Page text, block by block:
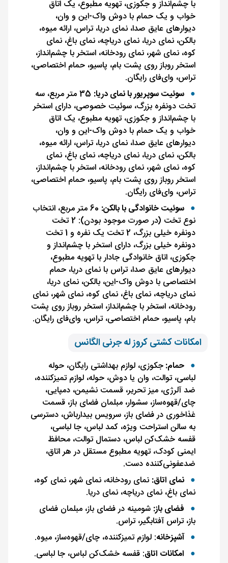
با چشم‌انداز و جکوزی، تهویه مطبوع، یک اتاق
خواب و یک حمام با دوش واک-این و وان،
دیوارهای عایق صدا، نمای دریا، تراس، ارائه میوه،
بالکن، نمای دریا، نمای دریاچه، نمای باغ، نمای
کوه، نمای شهر، نمای رودخانه، استخر با چشم‌انداز،
استخر روباز روی پشت بام، پاسیو، حمام اختصاصی،
تراس، وای‌فای رایگان.
سوئیت سوپریور با نمای دریا:
35 متر مربع، سه
تخت دونفره بزرگ، سوئیت خصوصی، دارای استخر
با چشم‌انداز و جکوزی، تهویه مطبوع، یک اتاق
خواب و یک حمام با دوش واک-این و وان،
دیوارهای عایق صدا، نمای دریا، تراس، ارائه میوه،
بالکن، نمای دریا، نمای دریاچه، نمای باغ، نمای
کوه، نمای شهر، نمای رودخانه، استخر با چشم‌انداز،
استخر روباز روی پشت بام، پاسیو، حمام اختصاصی،
تراس، وای‌فای رایگان.
سوئیت خانوادگی با بالکن:
60 متر مربع، انتخاب
نوع تخت (در صورت موجود بودن): 2 تخت
دونفره خیلی بزرگ، 2 تخت یک نفره و 1 تخت
دونفره خیلی بزرگ، دارای استخر با چشم‌انداز و
جکوزی، اتاق خانوادگی جادار با تهویه مطبوع،
دیوارهای عایق صدا، تراس با نمای دریا، حمام
اختصاصی با دوش واک-این، بالکن، نمای دریا،
نمای دریاچه، نمای باغ، نمای کوه، نمای شهر، نمای
رودخانه، استخر با چشم‌انداز، استخر روباز روی پشت
بام، پاسیو، حمام اختصاصی، تراس، وای‌فای رایگان.
امکانات کشتی کروز له جرنی الگانس
حمام:جکوزی، لوازم بهداشتی رایگان، حوله
لباسی، توالت، وان یا دوش، حوله، لوازم تمیزکننده،
ضد آلرژی، میز تحریر، قسمت نشیمن، دمپایی،
چای/قهوه‌ساز، سشوار، مبلمان فضای باز، قسمت
غذاخوری در فضای باز، سرویس بیدارباش، دسترسی
به سالن استراحت ویژه، کمد لباس، جا لباسی،
قفسه خشک‌کن لباس، دستمال توالت، محافظ
ایمنی کودک، تهویه مطبوع مستقل در هر اتاق،
ضدعفونی‌کننده دست.
نمای اتاق: نمای رودخانه، نمای شهر، نمای کوه،
نمای باغ، نمای دریاچه، نمای دریا.
فضای باز: شومینه در فضای باز، مبلمان فضای
باز، تراس آفتابگیر، تراس.
آشپزخانه: لوازم تمیزکننده، چای/قهوه‌ساز، میوه.
امکانات اتاق: قفسه خشک‌کن لباس، جا لباسی.